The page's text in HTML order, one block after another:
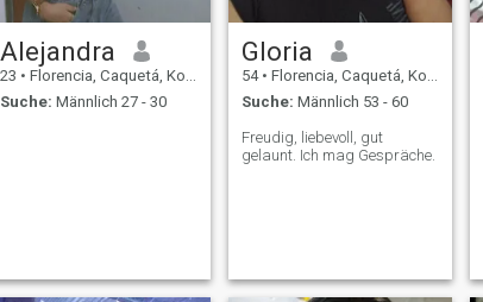
Alejandra
23 • Florencia, Caquetá, Kolumbien
Suche: Männlich 27 - 30
Gloria
54 • Florencia, Caquetá, Kolumbien
Suche: Männlich 53 - 60
Freudig, liebevoll, gut
gelaunt. Ich mag Gespräche.